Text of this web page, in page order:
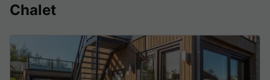
Chalet